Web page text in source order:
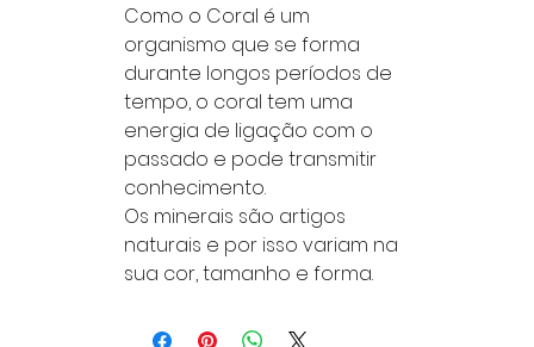
Como o Coral é um
organismo que se forma
durante longos períodos de
tempo, o coral tem uma
energia de ligação com o
passado e pode transmitir
conhecimento.
Os minerais são artigos
naturais e por isso variam na
sua cor, tamanho e forma.